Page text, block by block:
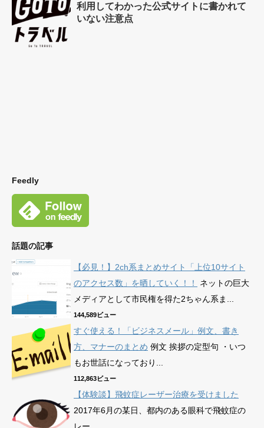
利用してわかった公式サイトに書かれて
いない注意点
Feedly
話題の記事
【必見！】2ch系まとめサイト「上位10サイト
のアクセス数」を晒していく！！
ネットの巨大
メディアとして市民権を得た2ちゃん系ま...
144,589ビュー
すぐ使える！「ビジネスメール」例文、書き
方、マナーのまとめ 例文 挨拶の定型句 ・いつ
もお世話になっており...
112,863ビュー
【体験談】飛蚊症レーザー治療を受けました
2017年6月の某日、都内のある眼科で飛蚊症の
レー...